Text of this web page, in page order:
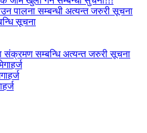
पालना सम्बन्धी अत्यन्त जरुरी सूचना
सूचना
संक्रमण सम्बन्धि अत्यन्त जरुरी सूचना